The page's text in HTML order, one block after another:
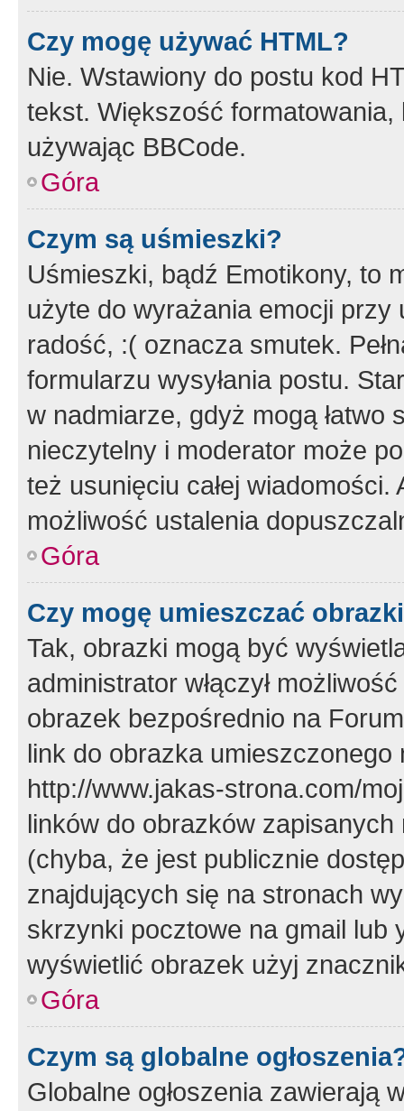
Czy mogę używać HTML?
Nie. Wstawiony do postu kod
tekst. Większość
używając BBCode.
Góra
Czym są uśmieszki?
Uśmieszki, bądź Emotikony, to
użyte do wyrażania emocji
radość, :( oznacza smutek.
formularzu wysyłania postu.
w nadmiarze, gdyż mogą
nieczytelny i moderator może
też usunięciu całej
możliwość ustalenia
Góra
Czy mogę umieszczać
Tak, obrazki mogą być
administrator włączył
obrazek bezpośrednio na
link do obrazka
http://www.jakas-strona.com/
linków do obrazków
(chyba, że jest publicznie
znajdujących się na stronach
skrzynki pocztowe na gmail lub
wyświetlić obrazek użyj
Góra
Czym są globalne
Globalne ogłoszenia zawierają